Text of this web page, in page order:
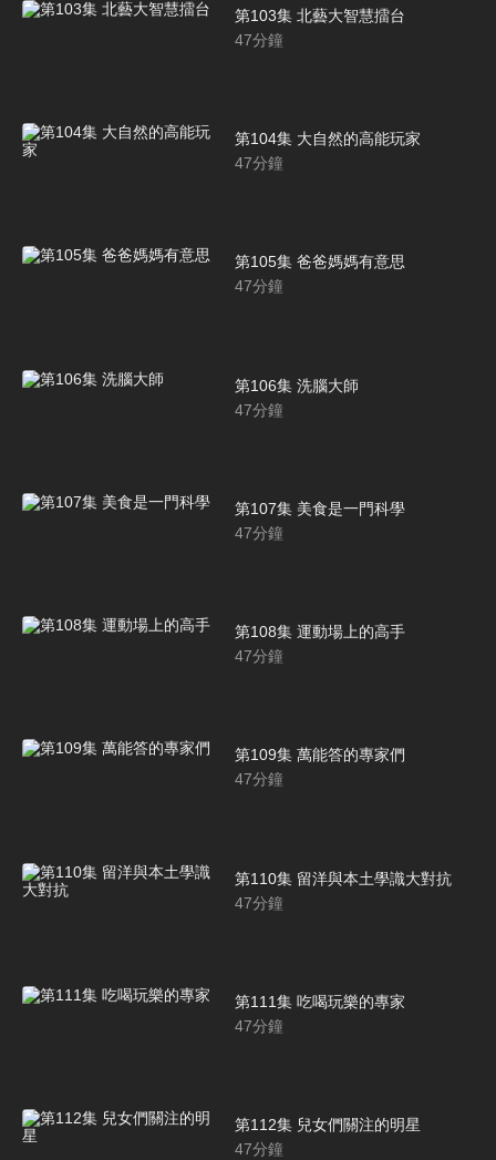
第103集 北藝大智慧擂台
47分鐘
第104集 大自然的高能玩家
47分鐘
第105集 爸爸媽媽有意思
47分鐘
第106集 洗腦大師
47分鐘
第107集 美食是一門科學
47分鐘
第108集 運動場上的高手
47分鐘
第109集 萬能答的專家們
47分鐘
第110集 留洋與本土學識大對抗
47分鐘
第111集 吃喝玩樂的專家
47分鐘
第112集 兒女們關注的明星
47分鐘